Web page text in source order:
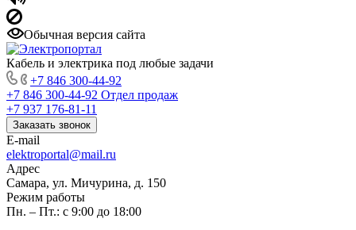
Обычная версия сайта
Кабель и электрика под любые задачи
+7 846 300-44-92
+7 846 300-44-92 Отдел продаж
+7 937 176-81-11
Заказать звонок
E-mail
elektroportal@mail.ru
Адрес
Самара, ул. Мичурина, д. 150
Режим работы
Пн. – Пт.: с 9:00 до 18:00